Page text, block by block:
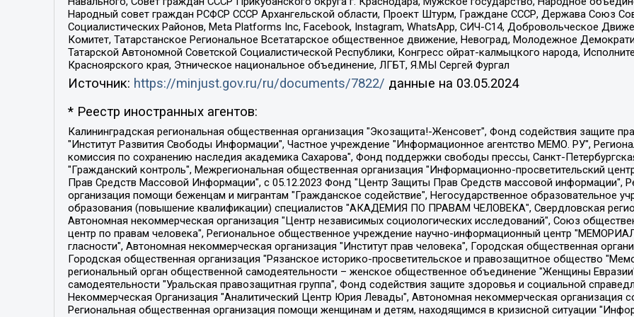
Народный совет граждан РСФСР СССР Архангельской области, Проект Штурм, Граждане СССР, Держава Союз
Социалистических Районов, Meta Platforms Inc, Facebook, Instagram, WhatsApp, СИЧ-С14, Добровольческое
Комитет, Татарстанское Региональное Всетатарское общественное движение, Невоград, Молодежное
Татарской Автономной Советской Социалистической Республики, Конгресс ойрат-калмыцкого народа,
Красноярского края, Этническое национальное объединение, ЛГБТ, Я.МЫ Сергей Фургал
Источник: https://minjust.gov.ru/ru/documents/7822/ данные на 03.05.2024
* Реестр иностранных агентов:
Калининградская региональная общественная организация "Экозащита!-Женсовет", Фонд содействия защите прав и свобод граждан "Общественный вердикт", Фонд "Институт Развития Свободы Информации", Частное учреждение "Информационное агентство МЕМО. РУ", Региональная общественная организация "Общественная комиссия по сохранению наследия академика Сахарова", Фонд поддержки свободы прессы, Санкт-Петербургская общественная правозащитная организация "Гражданский контроль", Межрегиональная общественная организация "Информационно-просветительский центр "Мемориал", Региональный Фонд "Центр Защиты Прав Средств Массовой Информации", с 05.12.2023 Фонд "Центр Защиты Прав Средств массовой информации", Региональная общественная благотворительная организация помощи беженцам и мигрантам "Гражданское содействие", Негосударственное образовательное учреждение дополнительного профессионального образования (повышение квалификации) специалистов "АКАДЕМИЯ ПО ПРАВАМ ЧЕЛОВЕКА", Свердловская региональная общественная организация "Сутяжник", Автономная некоммерческая организация "Центр независимых социологических исследований", Союз общественных объединений "Российский исследовательский центр по правам человека", Региональное общественное учреждение научно-информационный центр "МЕМОРИАЛ", Некоммерческая организация "Фонд защиты гласности", Автономная некоммерческая организация "Институт прав человека", Городская общественная организация "Екатеринбургское общество "МЕМОРИАЛ", Городская общественная организация "Рязанское историко-просветительское и правозащитное общество "Мемориал" (Рязанский Мемориал), Челябинский региональный орган общественной самодеятельности – женское общественное объединение "Женщины Евразии", Челябинский региональный орган общественной самодеятельности "Уральская правозащитная группа", Фонд содействия защите здоровья и социальной справедливости имени Андрея Рылькова, Автономная Некоммерческая Организация "Аналитический Центр Юрия Левады", Автономная некоммерческая организация социальной поддержки населения "Проект Апрель", Региональная общественная организация помощи женщинам и детям, находящимся в кризисной ситуации "Информационно-методический центр "Анна", Фонд содействия развитию массовых коммуникаций и правовому просвещению "Так-так-Так", Фонд содействия устойчивому развитию "Серебряная тайга", Свердловский региональный общественный фонд социальных проектов "Новое время", "Idel.Реалии", Кавказ.Реалии, Крым.Реалии, Телеканал Настоящее Время, Татаро-башкирская служба Радио Свобода (Azatliq Radiosi), Радио Свободная Европа/Радио Свобода (PCE/PC), "Сибирь.Реалии", "Фактограф", Благотворительный фонд помощи осужденным и их семьям, Автономная некоммерческая организация "Институт глобализации и социальных движений", Фонд "В защиту прав заключенных", Частное учреждение "Центр поддержки и содействия развитию средств массовой информации", Пензенский региональный общественный благотворительный фонд "Гражданский союз", "Север.Реалии", Некоммерческая организация Фонд "Правовая инициатива", Общество с ограниченной ответственностью "Радио Свободная Европа/Радио Свобода", Чешское информационное агентство "MEDIUM-ORIENT", Красноярская региональная общественная организация "Мы против СПИДа", Камалягин Денис Николаевич, Маркелов Сергей Евгеньевич, Пономарев Лев Александрович, Савицкая Людмила Алексеевна, Автономная некоммерческая организация "Центр по работе с проблемой насилия "НАСИЛИЮ.НЕТ", Межрегиональный профессиональный союз работников здравоохранения "Альянс врачей", Юридическое лицо, зарегистрированное в Латвийской Республике, SIA "Medusa Project" (регистрационный номер 40103797863, дата регистрации 10.06.2014), Некоммерческая организация "Фонд по борьбе с коррупцией", Автономная некоммерческая организация "Институт права и публичной политики", Баданин Роман Сергеевич, Гликин Максим Александрович, Железнова Мария Михайловна, Лукьянова Юлия Сергеевна, Маетная Елизавета Витальевна, Маняхин Петр Борисович, Чуракова Ольга Владимировна, Ярош Юлия Петровна, Юридическое лицо "The Insider SIA", зарегистрированное в Риге, Латвийская Республика (дата регистрации 26.06.2015), являющееся администратором доменного имени интернет-издания "The Insider SIA", https://theins.ru, Постернак Алексей Евгеньевич, Рубин Михаил Аркадьевич, Анин Роман Александрович, Юридическое лицо Istories fonds, зарегистрированное в Латвийской Республике (регистрационный номер 50008295751, дата регистрации 24.02.2020), Великовский Дмитрий Александрович, Долинина Ирина Николаевна, Мароховская Алеся Алексеевна, Шлейнов Роман Юрьевич, Шмагун Олеся Валентиновна, Общество с ограниченной ответственностью "Альтаир 2021", Общество с ограниченной ответственностью "Вега 2021", Общество с ограниченной ответственностью "Главный редактор 2021", Общество с ограниченной ответственностью "Ромашки монолит", Важенков Артем Валерьевич, Ивановская областная общественная организация "Центр гендерных исследований", Гурман Юрий Альбертович, Медиапроект "ОВД-Инфо", Егоров Владимир Владимирович, Жилинский Владимир Александрович, Общество с ограниченной ответственностью "ЗП", Иванова София Юрьевна, Карезина Инна Павловна, Кильтау Екатерина Викторовна, Петров Алексей Викторович, Пискунов Сергей Евгеньевич, Смирнов Сергей Сергеевич, Тихонов Михаил Сергеевич, Общество с ограниченной ответственностью "ЖУРНАЛИСТ-ИНОСТРАННЫЙ АГЕНТ", Арапова Галина Юрьевна, Вольтская Татьяна Анатольевна, Американская компания "Mason G.E.S. Anonymous Foundation" (США), являющаяся владельцем интернет-издания https://mnews.world/, Компания "Stichting Bellingcat", зарегистрированная в Нидерландах (дата регистрации 11.07.2018), Захаров Андрей Вячеславович, Клепиковская Екатерина Дмитриевна, Общество с ограниченной ответственностью "МЕМО", Перл Роман Александрович, Симонов Евгений Алексеевич, Соловьева Елена Анатольевна, Сотников Даниил Владимирович, Сурначева Елизавета Дмитриевна, Автономная некоммерческая организация по защите прав человека и информированию населения "Якутия – Наше Мнение", Общество с ограниченной ответственностью "Москоу диджитал медиа", с 26.01.2023 Общество с ограниченной ответственностью "Чайка Белые сады", Ветошкина Валерия Валерьевна, Заговора Максим Александрович, Межрегиональное общественное движение "Российская ЛГБТ - сеть", Оленичев Максим Владимирович, Павлов Иван Юрьевич, Скворцова Елена Сергеевна, Общество с ограниченной ответственностью "Как бы инагент", Кочетков Игорь Викторович, Общество с ограниченной ответственностью "Честные выборы", Еланчик Олег Александрович, Общество с ограниченной ответственностью "Нобелевский призыв", Гималова Регина Эмилевна, Григорьев Андрей Валерьевич, Григорьева Алина Александровна, Ассоциация по содействию защите прав призывников, альтернативнослужащих и военнослужащих "Правозащитная группа